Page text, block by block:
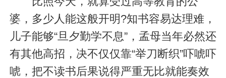
婆，多少人能这般开明?知书容易达理难，
儿子能够“旦夕勤学不息”，孟母当年必然还
有其他高招，决不仅仅靠“举刀断织”吓唬吓
唬，把不读书后果说得严重无比就能奏效